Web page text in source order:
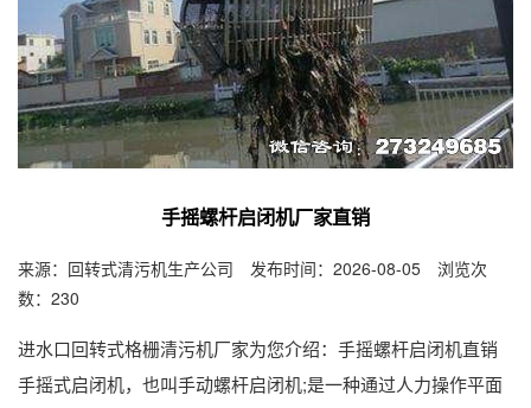
手摇螺杆启闭机厂家直销
来源：回转式清污机生产公司 发布时间：2026-08-05 浏览次
数：230
进水口回转式格栅清污机厂家为您介绍：手摇螺杆启闭机直销
手摇式启闭机，也叫手动螺杆启闭机;是一种通过人力操作平面